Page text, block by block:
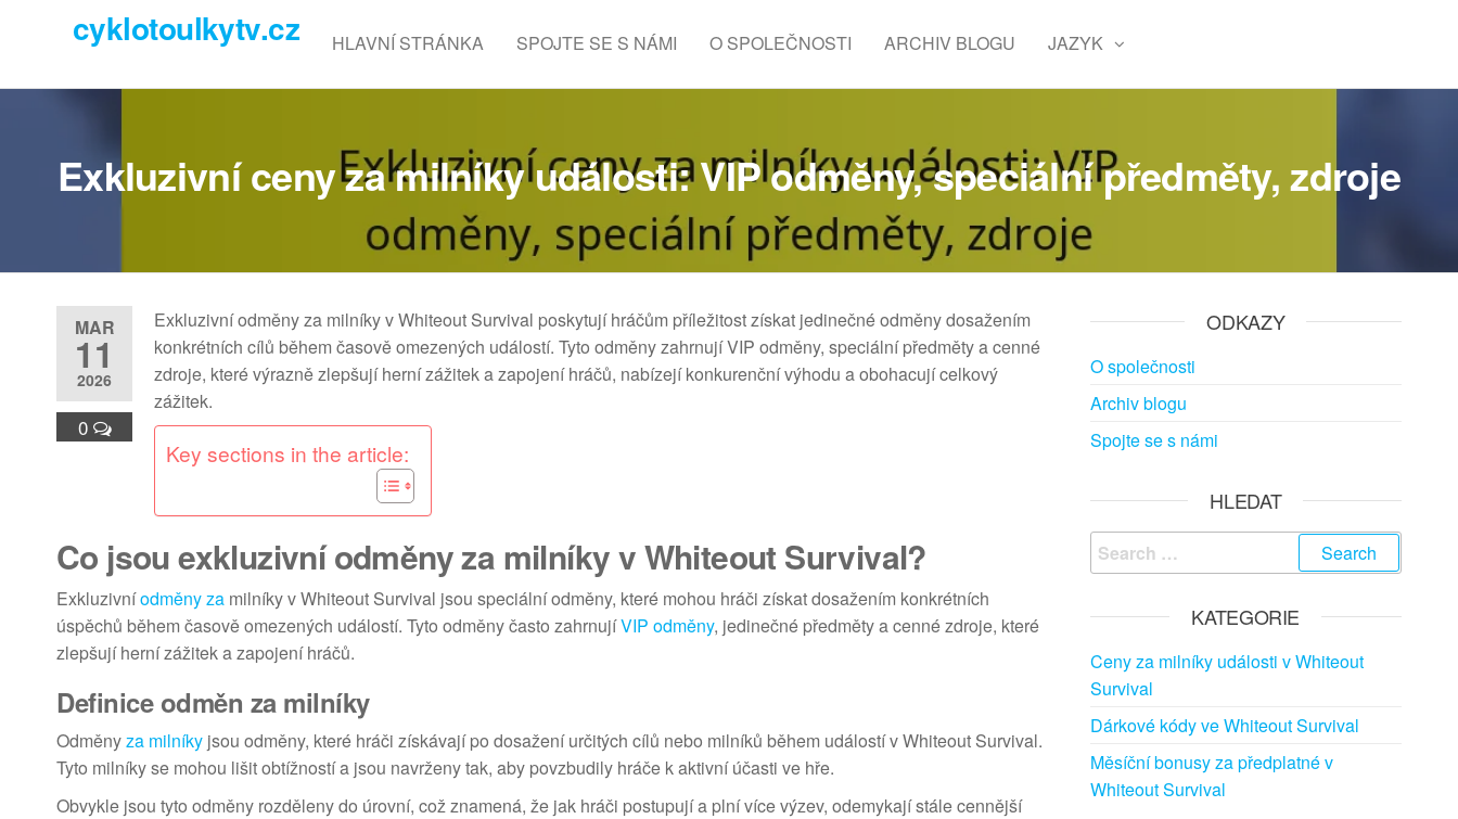
content
cyklotoulkytv.cz HLAVNÍ STRÁNKA SPOJTE SE S NÁMI O SPOLEČNOSTI ARCHIV BLOGU JAZYK
Exkluzivní ceny za milníky události: VIP odměny, speciální předměty, zdroje
MAR
11
2026
0
Exkluzivní odměny za milníky v Whiteout Survival poskytují hráčům příležitost získat jedinečné odměny dosažením
konkrétních cílů během časově omezených událostí. Tyto odměny zahrnují VIP odměny, speciální předměty a cenné
zdroje, které výrazně zlepšují herní zážitek a zapojení hráčů, nabízejí konkurenční výhodu a obohacují celkový
zážitek.
Key sections in the article:
Co jsou exkluzivní odměny za milníky v Whiteout Survival?
Exkluzivníodměny za milníky v Whiteout Survival jsou speciální odměny, které mohou hráči získat dosažením konkrétních
úspěchů během časově omezených událostí. Tyto odměny často zahrnujíVIP odměny, jedinečné předměty a cenné zdroje, které
zlepšují herní zážitek a zapojení hráčů.
Definice odměn za milníky
Odměnyza milníky jsou odměny, které hráči získávají po dosažení určitých cílů nebo milníků během událostí v Whiteout Survival.
Tyto milníky se mohou lišit obtížností a jsou navrženy tak, aby povzbudily hráče k aktivní účasti ve hře.
Obvykle jsou tyto odměny rozděleny do úrovní, což znamená, že jak hráči postupují a plní více výzev, odemykají stále cennější
ODKAZY
O společnosti
Archiv blogu
Spojte se s námi
HLEDAT
Search
for:
KATEGORIE
Ceny za milníky události v Whiteout
Survival
Dárkové kódy ve Whiteout Survival
Měsíční bonusy za předplatné v
Whiteout Survival